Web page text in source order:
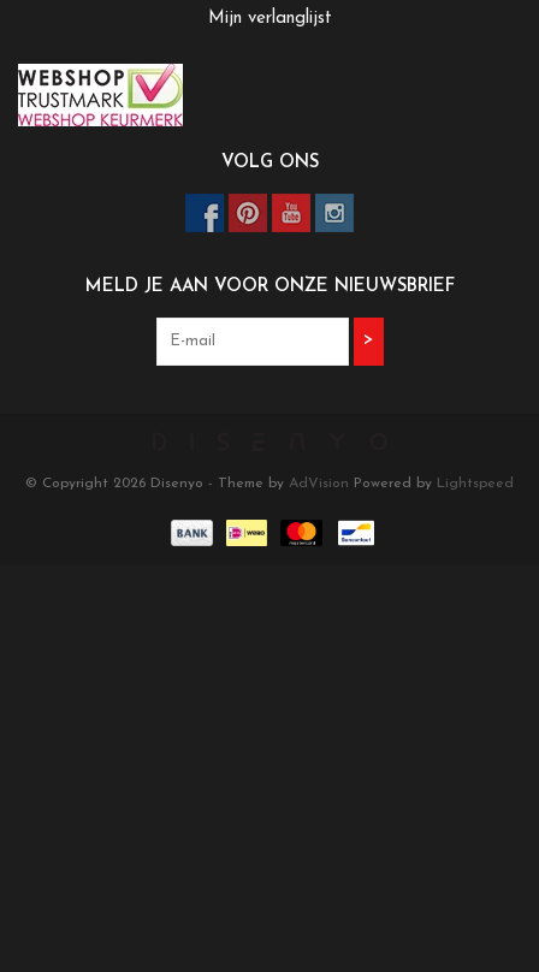
Mijn verlanglijst
VOLG ONS
MELD JE AAN VOOR ONZE NIEUWSBRIEF
>
© Copyright 2026 Disenyo - Theme by AdVision Powered by Lightspeed